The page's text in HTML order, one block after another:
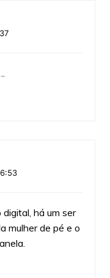
há um ser
mulher de pé e o